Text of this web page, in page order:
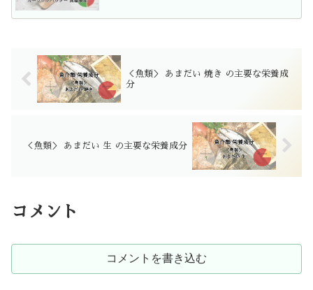
＜魚類＞ あまだい 焼き の主要な栄養成
分
＜魚類＞ あまだい 生 の主要な栄養成分
コメント
コメントを書き込む